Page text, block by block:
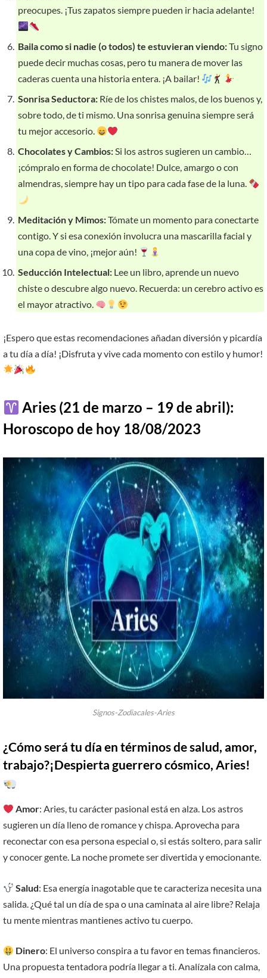
preocupes. ¡Tus zapatos siempre pueden ir hacia adelante!
Baila como si nadie (o todos) te estuvieran viendo:Tu signo
puede decir muchas cosas, pero tu manera de mover las
caderas cuenta una historia entera. ¡A bailar!
Sonrisa Seductora: Ríe de los chistes malos, de los buenos y,
sobre todo, de ti mismo. Una sonrisa genuina siempre será
tu mejor accesorio.
Chocolates y Cambios:Si los astros sugieren un cambio…
¡cómpralo en forma de chocolate! Dulce, amargo o con
almendras, siempre hay un tipo para cada fase de la luna.
Meditación y Mimos:Tómate un momento para conectarte
contigo. Y si esa conexión involucra una mascarilla facial y
una copa de vino, ¡mejor aún!
Seducción Intelectual: Lee un libro, aprende un nuevo
chiste o descubre algo nuevo. Recuerda: un cerebro activo es
el mayor atractivo.
¡Espero que estas recomendaciones añadan diversión y picardía
a tu día a día! ¡Disfruta y vive cada momento con estilo y humor!
Aries (21 de marzo – 19 de abril):
Horoscopo de hoy 18/08/2023
Signos-Zodiacales-Aries
¿Cómo será tu día en términos de salud, amor,
trabajo?¡Despierta guerrero cósmico, Aries!
Amor: Aries, tu carácter pasional está en alza. Los astros
sugieren un día lleno de romance y chispa. Aprovecha para
reconectar con esa persona especial o, si estás soltero, para salir
y conocer gente. La noche promete ser divertida y emocionante.
Salud: Esa energía inagotable que te caracteriza necesita una
salida. ¿Qué tal un día de spa o una caminata al aire libre? Relaja
tu mente mientras mantienes activo tu cuerpo.
Dinero: El universo conspira a tu favor en temas financieros.
Una propuesta tentadora podría llegar a ti. Analízala con calma,